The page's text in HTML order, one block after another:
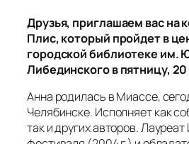
Друзья, приглашаем вас на
Плис, который пройдет в
городской библиотеке им.
Либединского в пятницу,
Анна родилась в Миассе,
Челябинске. Исполняет как
так и других авторов.